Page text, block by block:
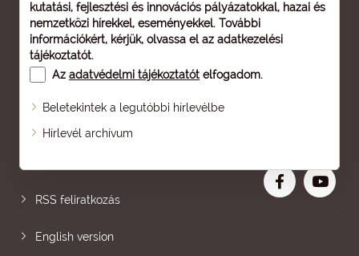
kutatási, fejlesztési és innovációs pályázatokkal, hazai és
nemzetközi hírekkel, eseményekkel. További
információkért, kérjük, olvassa el az adatkezelési
tájékoztatót.
Az adatvédelmi tájékoztatót elfogadom.
Beletekintek a legutóbbi hírlevélbe
Hírlevél archívum
Oldaltérkép
RSS feliratkozás
English version